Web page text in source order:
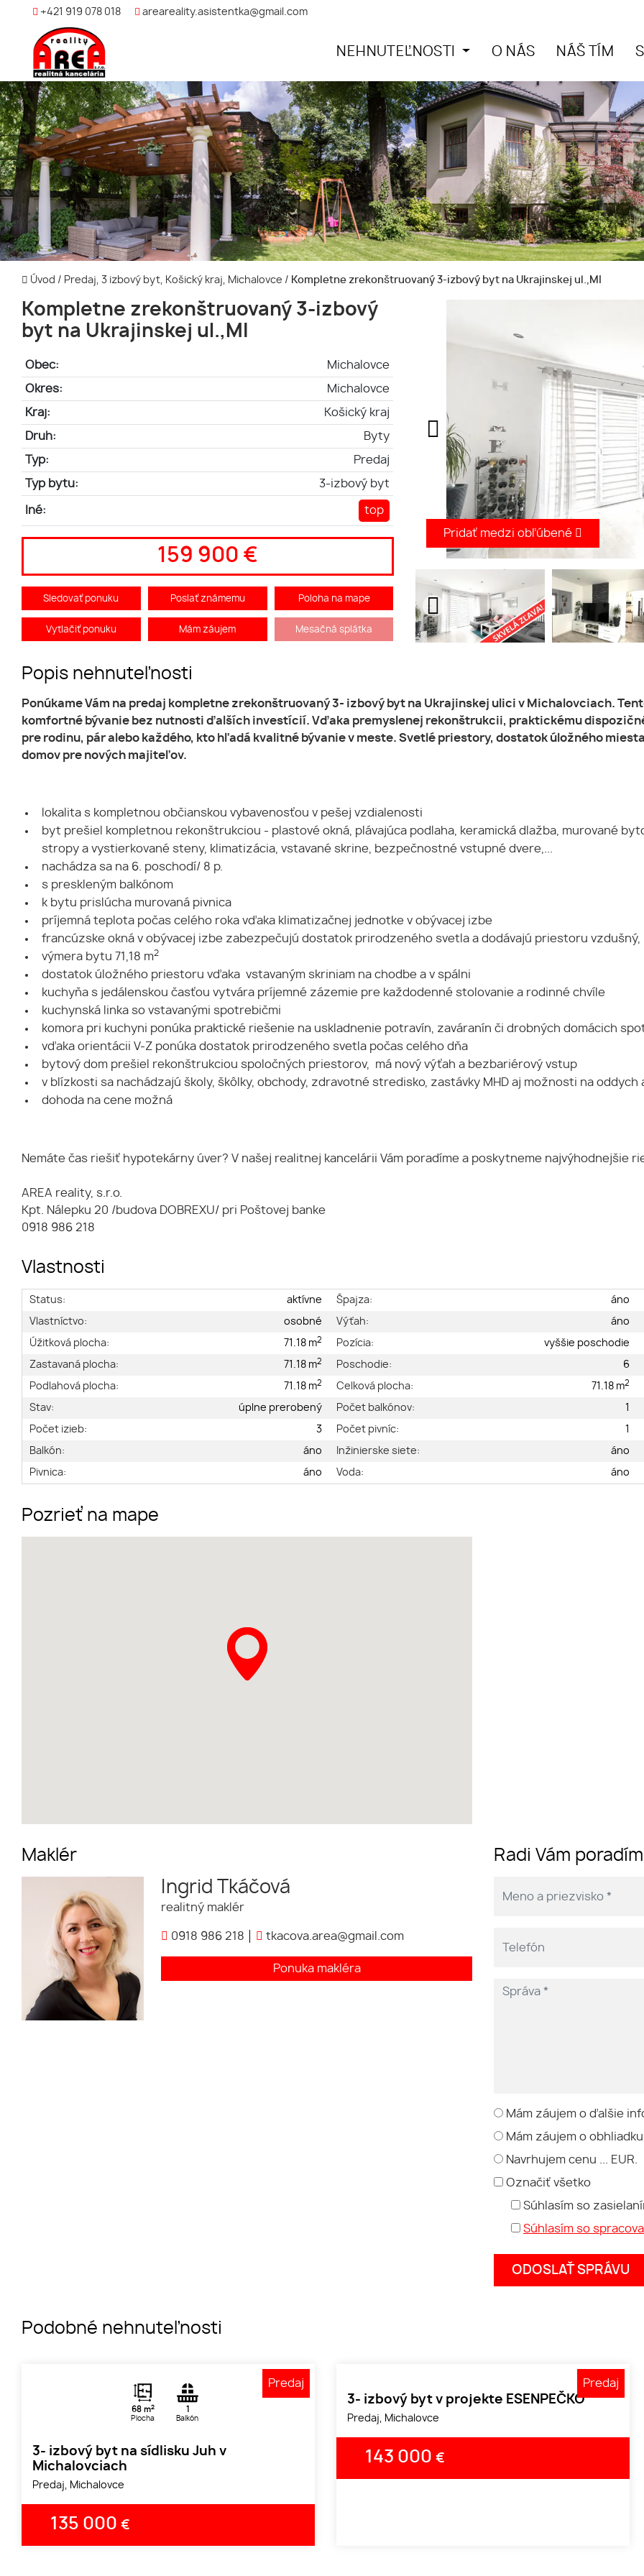
+421 919 078 018 areareality.asistentka@gmail.com
NEHNUTEĽNOSTI O NÁS NÁŠ TÍM
Úvod / Predaj, 3 izbový byt, Košický kraj, Michalovce / Kompletne zrekonštruovaný 3-izbový byt na Ukrajinskej ul.,MI
Kompletne zrekonštruovaný 3-izbový
byt na Ukrajinskej ul.,MI
Obec: Michalovce
Okres: Michalovce
Kraj: Košický kraj
Druh: Byty
Typ: Predaj
Typ bytu: 3-izbový byt
Iné: top
159 900 €
Sledovať ponuku Poslať známemu Poloha na mape
Vytlačiť ponuku Mám záujem Mesačná splátka
Pridať medzi obľúbené
Popis nehnuteľnosti
Ponúkame Vám na predaj kompletne zrekonštruovaný 3- izbový byt na Ukrajinskej ulici v Michalovciach.
komfortné bývanie bez nutnosti ďalších investícií. Vďaka premyslenej rekonštrukcii, praktickému
pre rodinu, pár alebo každého, kto hľadá kvalitné bývanie v meste. Svetlé priestory, dostatok úložného
domov pre nových majiteľov.
lokalita s kompletnou občianskou vybavenosťou v pešej vzdialenosti
byt prešiel kompletnou rekonštrukciou - plastové okná, plávajúca podlaha, keramická dlažba, murované
stropy a vystierkované steny, klimatizácia, vstavané skrine, bezpečnostné vstupné dvere,...
nachádza sa na 6. poschodí/ 8 p.
s preskleným balkónom
k bytu prislúcha murovaná pivnica
príjemná teplota počas celého roka vďaka klimatizačnej jednotke v obývacej izbe
francúzske okná v obývacej izbe zabezpečujú dostatok prirodzeného svetla a dodávajú priestoru
výmera bytu 71,18 m2
dostatok úložného priestoru vďaka vstavaným skriniam na chodbe a v spálni
kuchyňa s jedálenskou časťou vytvára príjemné zázemie pre každodenné stolovanie a rodinné chvíle
kuchynská linka so vstavanými spotrebičmi
komora pri kuchyni ponúka praktické riešenie na uskladnenie potravín, zaváranín či drobných domácich
vďaka orientácii V-Z ponúka dostatok prirodzeného svetla počas celého dňa
bytový dom prešiel rekonštrukciou spoločných priestorov, má nový výťah a bezbariérový vstup
v blízkosti sa nachádzajú školy, škôlky, obchody, zdravotné stredisko, zastávky MHD aj možnosti na
dohoda na cene možná
Nemáte čas riešiť hypotekárny úver? V našej realitnej kancelárii Vám poradíme a poskytneme najvýhodnejšie
AREA reality, s.r.o.
Kpt. Nálepku 20 /budova DOBREXU/ pri Poštovej banke
0918 986 218
Vlastnosti
Status:
aktívne
Vlastníctvo:
osobné
Úžitková plocha:
71.18 m2
Zastavaná plocha: 71.18 m2
Podlahová plocha: 71.18 m2
Stav:
úplne prerobený
Počet izieb:
3
Balkón:
áno
Pivnica:
áno
Špajza:
áno
Výťah:
áno
Pozícia:
vyššie poschodie
Poschodie:
6
Celková plocha:
71.18 m2
Počet balkónov:
1
Počet pivníc:
1
Inžinierske siete:
áno
Voda:
áno
Pozrieť na mape
Maklér
Ingrid Tkáčová
realitný maklér
0918 986 218 tkacova.area@gmail.com
Ponuka makléra
Radi Vám
Mám záujem o ďalšie
Mám záujem o
Navrhujem cenu ... EUR.
Označiť všetko
Súhlasím so
Súhlasím so
Podobné nehnuteľnosti
68 m2
Plocha
Balkón
3- izbový byt na sídlisku Juh v
Michalovciach
Predaj, Michalovce
135 000 €
Predaj
3- izbový byt v projekte ESENPEČKO
Predaj, Michalovce
143 000 €
Predaj